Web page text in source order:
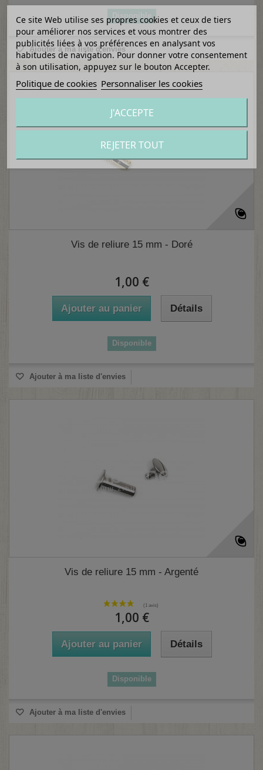
Disponible
Ajouter à ma liste d'envies
Vis de reliure 15 mm - Doré
1,00 €
Ajouter au panier Détails
Disponible
Ajouter à ma liste d'envies
Vis de reliure 15 mm - Argenté
1,00 €
Ajouter au panier Détails
Disponible
Ajouter à ma liste d'envies
Ce site Web utilise ses propres cookies et ceux de tiers
pour améliorer nos services et vous montrer des
publicités liées à vos préférences en analysant vos
habitudes de navigation. Pour donner votre consentement
à son utilisation, appuyez sur le bouton Accepter.
Politique de cookies Personnaliser les cookies
REJETER TOUT
J'ACCEPTE